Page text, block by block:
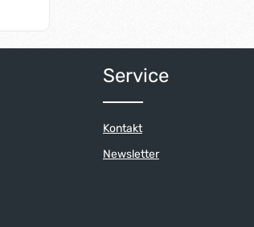
zu
Service
Kontakt
Newsletter